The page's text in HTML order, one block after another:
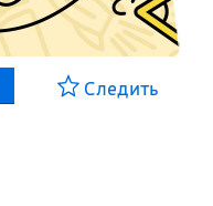
Следить